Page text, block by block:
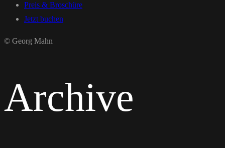
Preis & Broschüre
Jetzt buchen
© Georg Mahn
Archive